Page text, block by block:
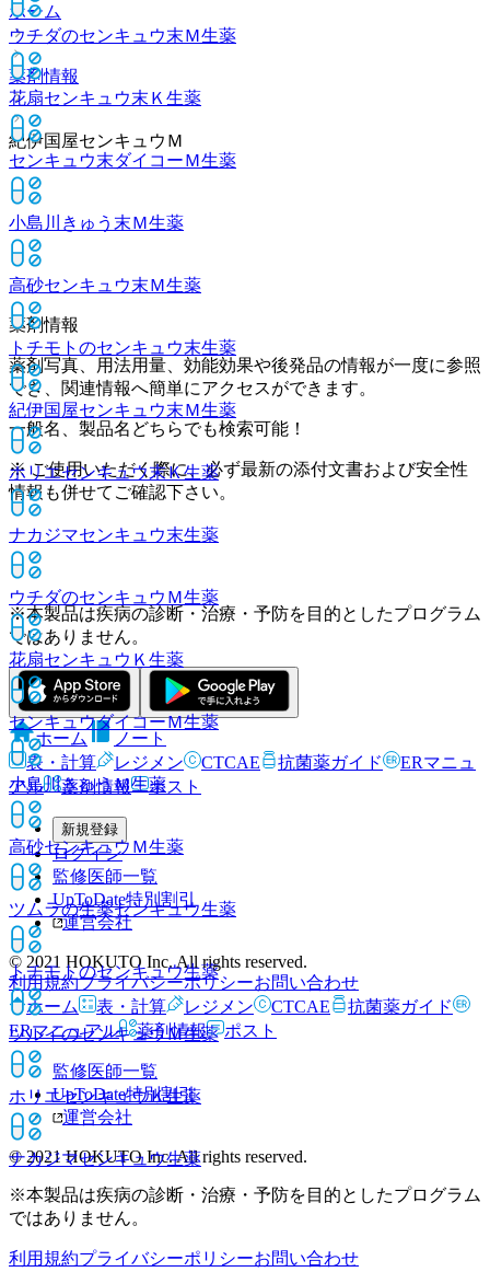
ホーム
薬剤情報
紀伊国屋センキュウＭ
ウチダのセンキュウ末Ｍ生薬
花扇センキュウ末Ｋ 生薬
センキュウ末ダイコーＭ生薬
小島川きゅう末Ｍ生薬
高砂センキュウ末Ｍ生薬
トチモトのセンキュウ末生薬
紀伊国屋センキュウ末Ｍ生薬
ホリエセンキュウ末Ｋ生薬
ナカジマセンキュウ末生薬
ウチダのセンキュウＭ生薬
花扇センキュウＫ 生薬
センキュウダイコーＭ生薬
小島川きゅうＭ生薬
高砂センキュウＭ生薬
ツムラの生薬センキュウ生薬
トチモトのセンキュウ生薬
ツルイのセンキュウＭ生薬
ホリエセンキュウＫ生薬
ナカジマセンキュウ生薬
薬剤情報
薬剤写真、用法用量、効能効果や後発品の情報が一度に参照
でき、関連情報へ簡単にアクセスができます。
一般名、製品名どちらでも検索可能！
※ ご使用いただく際に、必ず最新の添付文書および安全性
情報も併せてご確認下さい。
※本製品は疾病の診断・治療・予防を目的としたプログラム
ではありません。
ホーム
ノート
表・計算
レジメン CTCAE 抗菌薬ガイド
ERマニュ
アル
薬剤情報 ポスト
新規登録
ログイン
監修医師一覧
UpToDate特別割引
運営会社
© 2021 HOKUTO Inc. All rights reserved.
利用規約プライバシーポリシーお問い合わせ
ホーム
表・計算 レジメン CTCAE
抗菌薬ガイド
ERマニュアル
薬剤情報 ポスト
監修医師一覧
UpToDate特別割引
運営会社
© 2021 HOKUTO Inc. All rights reserved.
※本製品は疾病の診断・治療・予防を目的としたプログラム
ではありません。
利用規約プライバシーポリシーお問い合わせ